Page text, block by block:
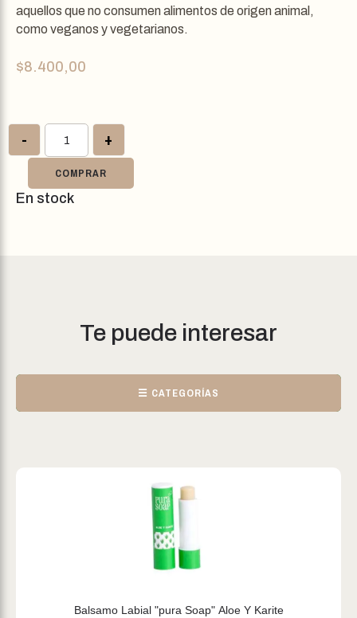
aquellos que no consumen alimentos de origen animal,
como veganos y vegetarianos.
$8.400,00
- +
COMPRAR
En stock
Te puede interesar
☰ CATEGORÍAS
Balsamo Labial "pura Soap" Aloe Y Karite